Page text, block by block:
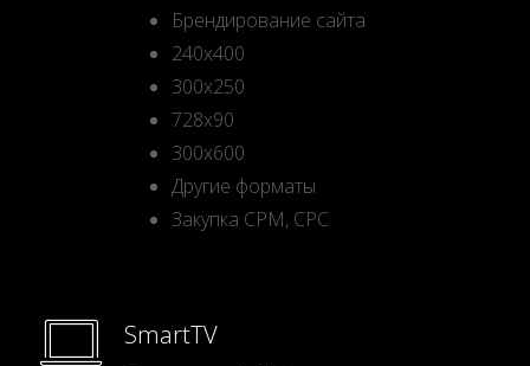
Брендирование сайта
240х400
300x250
728x90
300x600
Другие форматы
Закупка СРМ, СРС
SmartTV